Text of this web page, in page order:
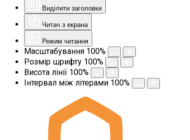
Виділити заголовки
Читач з екрана
Режим читання
Масштабування 100%
Розмір шрифту 100%
Висота лінії 100%
Інтервал між літерами 100%